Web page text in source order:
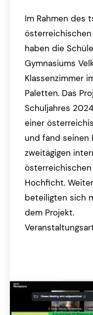
Im Rahmen des
haben die
Gymnasiums
Klassenzimmer
Paletten. Das
Schuljahres
einer
und fand seinen
zweitägigen
Hochficht.
beteiligten sich
dem Projekt.